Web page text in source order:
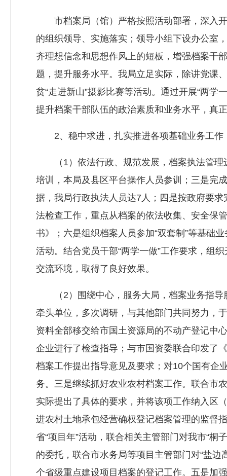
市档案局（馆）严格按照活动部署，深入开
的组织领导、实施落实；领导小组下设办公室
齐理想信念和思想作风上的短板，增强档案干
题，提升服务水平。我局立足实际，除讲党课
贫“走进新山”摄影比赛等活动。通过开展“两
提升档案干部队伍的政治素质和业务水平，真
2、稳中求进，扎实推进各项基础业务工作
（1）依法行政、规范发展，档案执法管理
培训，本局及县区平台操作人员参训；三是完
据，我局行政执法人员达7人；四是按政府要
法检查工作，重点从档案的依法收集、安全保
书》；六是组织档案人员参加“双套制”等基础
活动。结合党员干部“两学一做”工作要求，组
交流环境，取得了良好效果。
（2）围绕中心，服务大局，档案业务指导
牵头单位，多次调研，与其他部门共同努力，
资料全部移交给市国土资源局的不动产登记中
企业进行了检查指导；与市国资委联合印发了
档案工作提出指导意见及要求；对10个国有企
务。三是继续抓好农业农村档案工作。联合市
实际提出了具体的要求，并将该项工作纳入区
进农村土地承包经营确权登记档案管理的监督
省“项目年”活动，联合相关主管部门对我市“桐
的委托，联合市水务局等项目主管部门对“盐
个省级重点建设项目档案的登记工作。五是加